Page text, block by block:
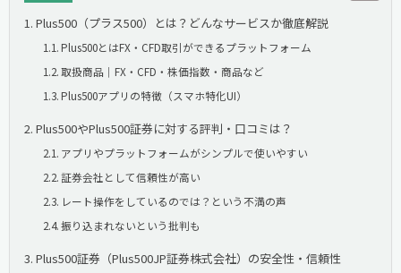
Plus500（プラス500）とは？どんなサービスか徹底解説
Plus500とはFX・CFD取引ができるプラットフォーム
取扱商品｜FX・CFD・株価指数・商品など
Plus500アプリの特徴（スマホ特化UI）
Plus500やPlus500証券に対する評判・口コミは？
アプリやプラットフォームがシンプルで使いやすい
証券会社として信頼性が高い
レート操作をしているのでは？という不満の声
振り込まれないという批判も
Plus500証券（Plus500JP証券株式会社）の安全性・信頼性